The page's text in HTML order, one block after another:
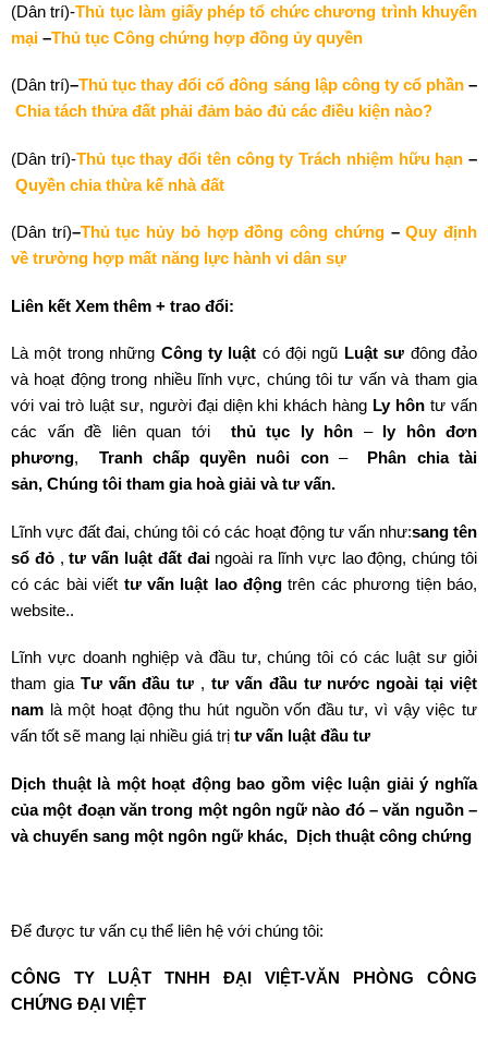
(Dân trí)-Thủ tục làm giấy phép tổ chức chương trình khuyến
mại –Thủ tục Công chứng hợp đồng ủy quyền
(Dân trí)–Thủ tục thay đổi cổ đông sáng lập công ty cổ phần–
Chia tách thửa đất phải đảm bảo đủ các điều kiện nào?
(Dân trí)-Thủ tục thay đổi tên công ty Trách nhiệm hữu hạn –
Quyền chia thừa kế nhà đất
(Dân trí)–Thủ tục hủy bỏ hợp đồng công chứng–Quy định
về trường hợp mất năng lực hành vi dân sự
Liên kết Xem thêm + trao đổi:
Là một trong những Công ty luật có đội ngũ Luật sư đông đảo
và hoạt động trong nhiều lĩnh vực, chúng tôi tư vấn và tham gia
với vai trò luật sư, người đại diện khi khách hàng Ly hôn tư vấn
các vấn đề liên quan tới thủ tục ly hôn – ly hôn đơn
phương, Tranh chấp quyền nuôi con– Phân chia tài
sản, Chúng tôi tham gia hoà giải và tư vấn.
Lĩnh vực đất đai, chúng tôi có các hoạt động tư vấn như:sang tên
sổ đỏ,tư vấn luật đất đaingoài ra lĩnh vực lao động, chúng tôi
có các bài viết tư vấn luật lao động trên các phương tiện báo,
website..
Lĩnh vực doanh nghiệp và đầu tư, chúng tôi có các luật sư giỏi
tham gia Tư vấn đầu tư ,tư vấn đầu tư nước ngoài tại việt
nam là một hoạt động thu hút nguồn vốn đầu tư, vì vậy việc tư
vấn tốt sẽ mang lại nhiều giá trị tư vấn luật đầu tư
Dịch thuật là một hoạt động bao gồm việc luận giải ý nghĩa
của một đoạn văn trong một ngôn ngữ nào đó – văn nguồn –
và chuyển sang một ngôn ngữ khác, Dịch thuật công chứng
Để được tư vấn cụ thể liên hệ với chúng tôi:
CÔNG TY LUẬT TNHH ĐẠI VIỆT-VĂN PHÒNG CÔNG
CHỨNG ĐẠI VIỆT